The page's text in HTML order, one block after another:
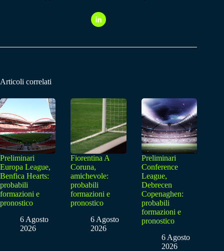
Articoli correlati
Preliminari
Europa League,
Benfica Hearts:
probabili
formazioni e
pronostico
6 Agosto
2026
Fiorentina A
Coruna,
amichevole:
probabili
formazioni e
pronostico
6 Agosto
2026
Preliminari
Conference
League,
Debrecen
Copenaghen:
probabili
formazioni e
pronostico
6 Agosto
2026